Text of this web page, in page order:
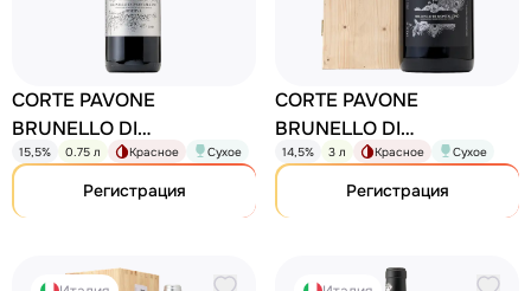
CORTE PAVONE
BRUNELLO DI
MONTALCINO ANEMONE
AL SOLE RISERVA
15,5% 0.75 л Красное Сухое
Регистрация
CORTE PAVONE
BRUNELLO DI
MONTALCINO DOCG
Brunello di Montalcino
14,5% 3 л Красное Сухое
Регистрация